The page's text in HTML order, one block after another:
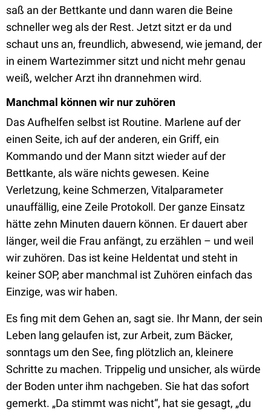
saß an der Bettkante und dann waren die Beine
schneller weg als der Rest. Jetzt sitzt er da und
schaut uns an, freundlich, abwesend, wie jemand, der
in einem Wartezimmer sitzt und nicht mehr genau
weiß, welcher Arzt ihn drannehmen wird.
Manchmal können wir nur zuhören
Das Aufhelfen selbst ist Routine. Marlene auf der
einen Seite, ich auf der anderen, ein Griff, ein
Kommando und der Mann sitzt wieder auf der
Bettkante, als wäre nichts gewesen. Keine
Verletzung, keine Schmerzen, Vitalparameter
unauffällig, eine Zeile Protokoll. Der ganze Einsatz
hätte zehn Minuten dauern können. Er dauert aber
länger, weil die Frau anfängt, zu erzählen – und weil
wir zuhören. Das ist keine Heldentat und steht in
keiner SOP, aber manchmal ist Zuhören einfach das
Einzige, was wir haben.
Es fing mit dem Gehen an, sagt sie. Ihr Mann, der sein
Leben lang gelaufen ist, zur Arbeit, zum Bäcker,
sonntags um den See, fing plötzlich an, kleinere
Schritte zu machen. Trippelig und unsicher, als würde
der Boden unter ihm nachgeben. Sie hat das sofort
gemerkt. „Da stimmt was nicht“, hat sie gesagt, „du